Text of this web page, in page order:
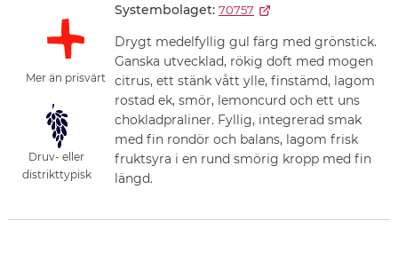
Mer än prisvärt
Druv- eller
distrikttypisk
Systembolaget: 70757
Drygt medelfyllig gul färg med grönstick.
Ganska utvecklad, rökig doft med mogen
citrus, ett stänk vått ylle, finstämd, lagom
rostad ek, smör, lemoncurd och ett uns
chokladpraliner. Fyllig, integrerad smak
med fin rondör och balans, lagom frisk
fruktsyra i en rund smörig kropp med fin
längd.